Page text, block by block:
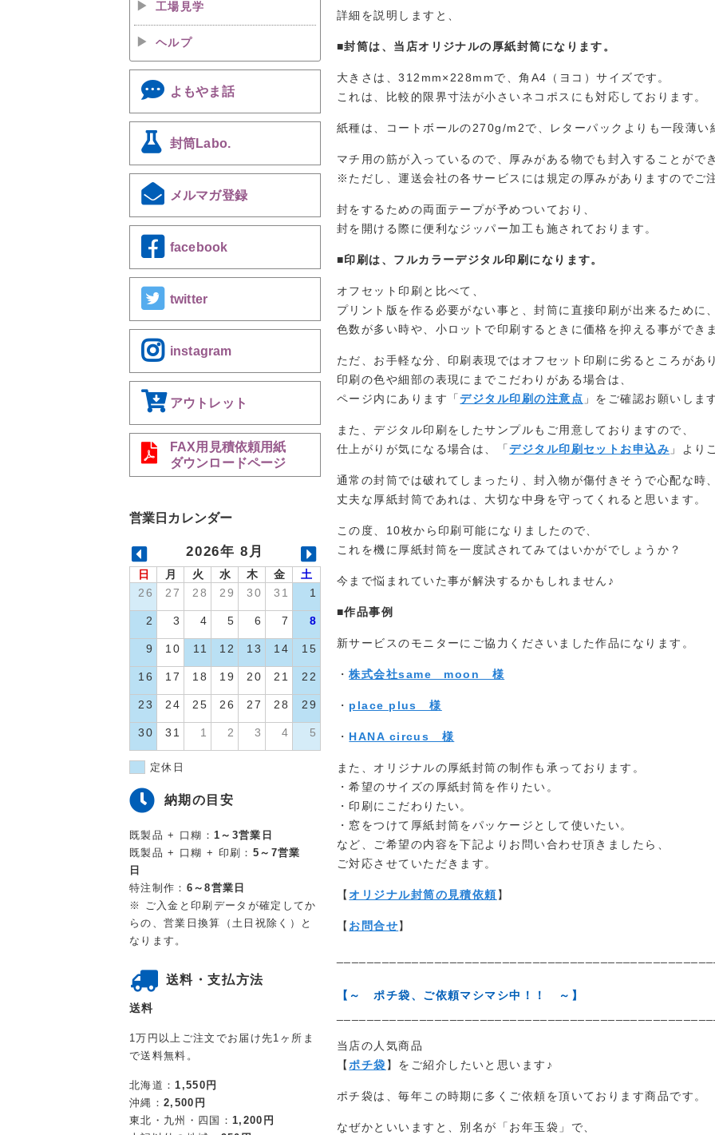
詳細を説明しますと、
■封筒は、当店オリジナルの厚紙封筒になります。
大きさは、312mm×228mmで、角A4（ヨコ）サイズです。
これは、比較的限界寸法が小さいネコポスにも対応しております。
紙種は、コートボールの270g/m2で、レターパックよりも一段薄い
マチ用の筋が入っているので、厚みがある物でも封入することがで
※ただし、運送会社の各サービスには規定の厚みがありますのでご
封をするための両面テープが予めついており、
封を開ける際に便利なジッパー加工も施されております。
■印刷は、フルカラーデジタル印刷になります。
オフセット印刷と比べて、
プリント版を作る必要がない事と、封筒に直接印刷が出来るために、
色数が多い時や、小ロットで印刷するときに価格を抑える事ができ
ただ、お手軽な分、印刷表現ではオフセット印刷に劣るところがあ
印刷の色や細部の表現にまでこだわりがある場合は、
ページ内にあります「デジタル印刷の注意点 」をご確認お願いしま
また、デジタル印刷をしたサンプルもご用意しておりますので、
仕上がりが気になる場合は、「デジタル印刷セットお申込み 」より
通常の封筒では破れてしまったり、封入物が傷付きそうで心配な時、
丈夫な厚紙封筒であれは、大切な中身を守ってくれると思います。
この度、10枚から印刷可能になりましたので、
これを機に厚紙封筒を一度試されてみてはいかがでしょうか？
今まで悩まれていた事が解決するかもしれません♪
■作品事例
新サービスのモニターにご協力くださいました作品になります。
・株式会社same moon 様
・ place plus 様
・ HANA circus 様
また、オリジナルの厚紙封筒の制作も承っております。
・希望のサイズの厚紙封筒を作りたい。
・印刷にこだわりたい。
・窓をつけて厚紙封筒をパッケージとして使いたい。
など、ご希望の内容を下記よりお問い合わせ頂きましたら、
ご対応させていただきます。
【オリジナル封筒の見積依頼】
【 お問合せ】
【～ ポチ袋、ご依頼マシマシ中！！ ～】
当店の人気商品
【ポチ袋 】をご紹介したいと思います♪
ポチ袋は、毎年この時期に多くご依頼を頂いております商品です。
なぜかといいますと、別名が「お年玉袋」で、
工場見学
ヘルプ
よもやま話
封筒Labo.
メルマガ登録
facebook
twitter
instagram
アウトレット
FAX用見積依頼用紙
ダウンロードページ
営業日カレンダー
2026年 8月
日 月 火 水 木 金
土
26
27 28 29 30 31 1
2 3 4 5 6 7 8
9 10 11 12 13 14 15
16 17 18 19 20 21 22
23 24 25 26 27 28 29
30 31 1 2 3 4 5
定休日
納期の目安
既製品 + 口糊：1～3営業日
既製品 + 口糊 + 印刷： 5～7営業
日
特注制作： 6～8営業日
※ ご入金と印刷データが確定してか
らの、営業日換算（土日祝除く）と
なります。
送料・支払方法
送料
1万円以上ご注文でお届け先1ヶ所ま
で送料無料。
北海道：1,550円
沖縄：2,500円
東北・九州・四国：1,200円